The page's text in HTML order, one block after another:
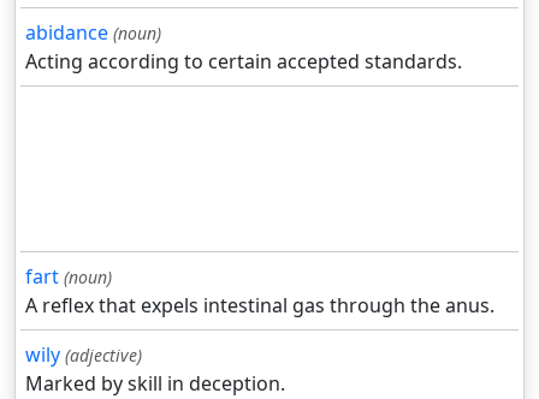
abidance (noun)
Acting according to certain accepted standards.
fart (noun)
A reflex that expels intestinal gas through the anus.
wily (adjective)
Marked by skill in deception.